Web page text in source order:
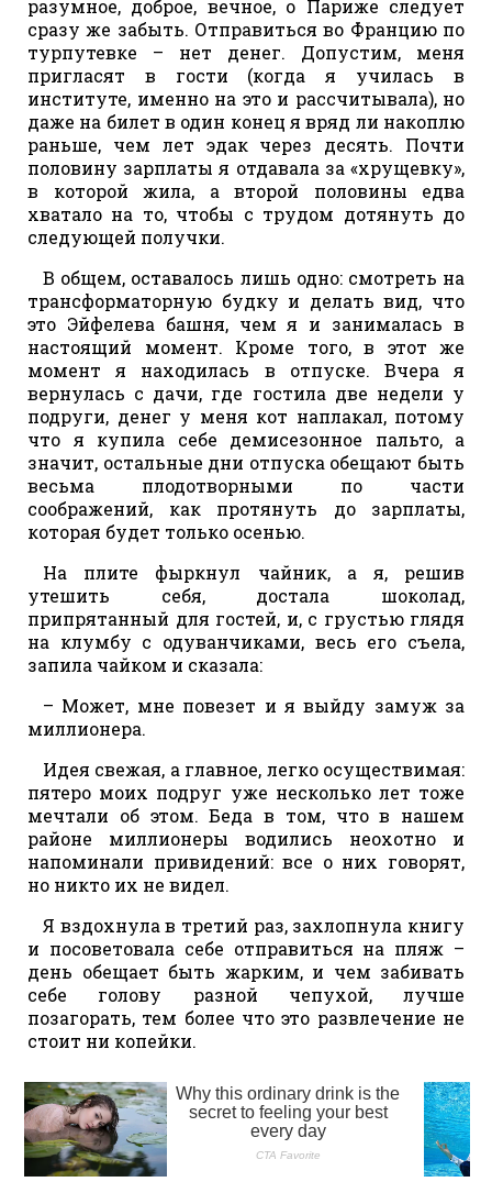
разумное, доброе, вечное, о Париже следует
сразу же забыть. Отправиться во Францию по
турпутевке – нет денег. Допустим, меня
пригласят в гости (когда я училась в
институте, именно на это и рассчитывала), но
даже на билет в один конец я вряд ли накоплю
раньше, чем лет эдак через десять. Почти
половину зарплаты я отдавала за «хрущевку»,
в которой жила, а второй половины едва
хватало на то, чтобы с трудом дотянуть до
следующей получки.
В общем, оставалось лишь одно: смотреть на
трансформаторную будку и делать вид, что
это Эйфелева башня, чем я и занималась в
настоящий момент. Кроме того, в этот же
момент я находилась в отпуске. Вчера я
вернулась с дачи, где гостила две недели у
подруги, денег у меня кот наплакал, потому
что я купила себе демисезонное пальто, а
значит, остальные дни отпуска обещают быть
весьма плодотворными по части
соображений, как протянуть до зарплаты,
которая будет только осенью.
На плите фыркнул чайник, а я, решив
утешить себя, достала шоколад,
припрятанный для гостей, и, с грустью глядя
на клумбу с одуванчиками, весь его съела,
запила чайком и сказала:
– Может, мне повезет и я выйду замуж за
миллионера.
Идея свежая, а главное, легко осуществимая:
пятеро моих подруг уже несколько лет тоже
мечтали об этом. Беда в том, что в нашем
районе миллионеры водились неохотно и
напоминали привидений: все о них говорят,
но никто их не видел.
Я вздохнула в третий раз, захлопнула книгу
и посоветовала себе отправиться на пляж –
день обещает быть жарким, и чем забивать
себе голову разной чепухой, лучше
позагорать, тем более что это развлечение не
стоит ни копейки.